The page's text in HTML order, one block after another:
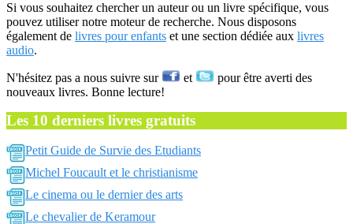
Si vous souhaitez chercher un auteur ou un livre spécifique, vous
pouvez utiliser notre moteur de recherche. Nous disposons
également de livres pour enfants et une section dédiée aux livres
audio.
N'hésitez pas a nous suivre sur et
pour être averti des
nouveaux livres. Bonne lecture!
Les 10 derniers livres gratuits
Petit Guide de Survie des Etudiants
Michel Foucault et le christianisme
Le cinema ou le dernier des arts
Le chevalier de Keramour